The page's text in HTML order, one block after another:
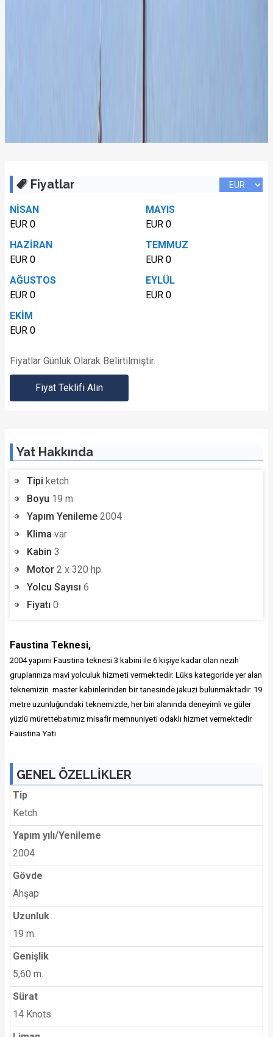
Fiyatlar
NİSAN
EUR 0
MAYIS
EUR 0
HAZİRAN
EUR 0
TEMMUZ
EUR 0
AĞUSTOS
EUR 0
EYLÜL
EUR 0
EKİM
EUR 0
Fiyatlar Günlük Olarak Belirtilmiştir.
Fiyat Teklifi Alın
Yat Hakkında
Tipi ketch
Boyu 19 m
Yapım Yenileme 2004
Klima var
Kabin 3
Motor 2 x 320 hp.
Yolcu Sayısı 6
Fiyatı 0
Faustina Teknesi,
2004 yapımı Faustina teknesi 3 kabini ile 6 kişiye kadar olan nezih
gruplarınıza mavi yolculuk hizmeti vermektedir. Lüks kategoride yer alan
teknemizin master kabinlerinden bir tanesinde jakuzi bulunmaktadır. 19
metre uzunluğundaki teknemizde, her biri alanında deneyimli ve güler
yüzlü mürettebatımız misafir memnuniyeti odaklı hizmet vermektedir.
Faustina Yatı
GENEL ÖZELLİKLER
Tip
Ketch
Yapım yılı/Yenileme
2004
Gövde
Ahşap
Uzunluk
19 m.
Genişlik
5,60 m.
Sürat
14 Knots